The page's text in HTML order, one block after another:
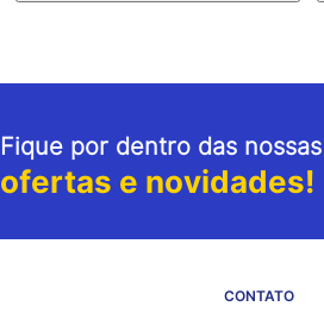
Fique por dentro das nossas
ofertas e novidades!
CONTATO